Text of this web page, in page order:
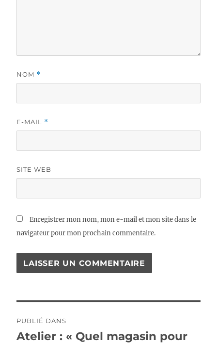
NOM *
E-MAIL *
SITE WEB
Enregistrer mon nom, mon e-mail et mon site dans le
navigateur pour mon prochain commentaire.
de
PUBLIÉ DANS
Atelier : « Quel magasin pour